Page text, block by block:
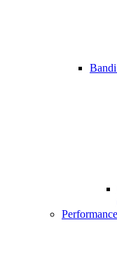
Performance